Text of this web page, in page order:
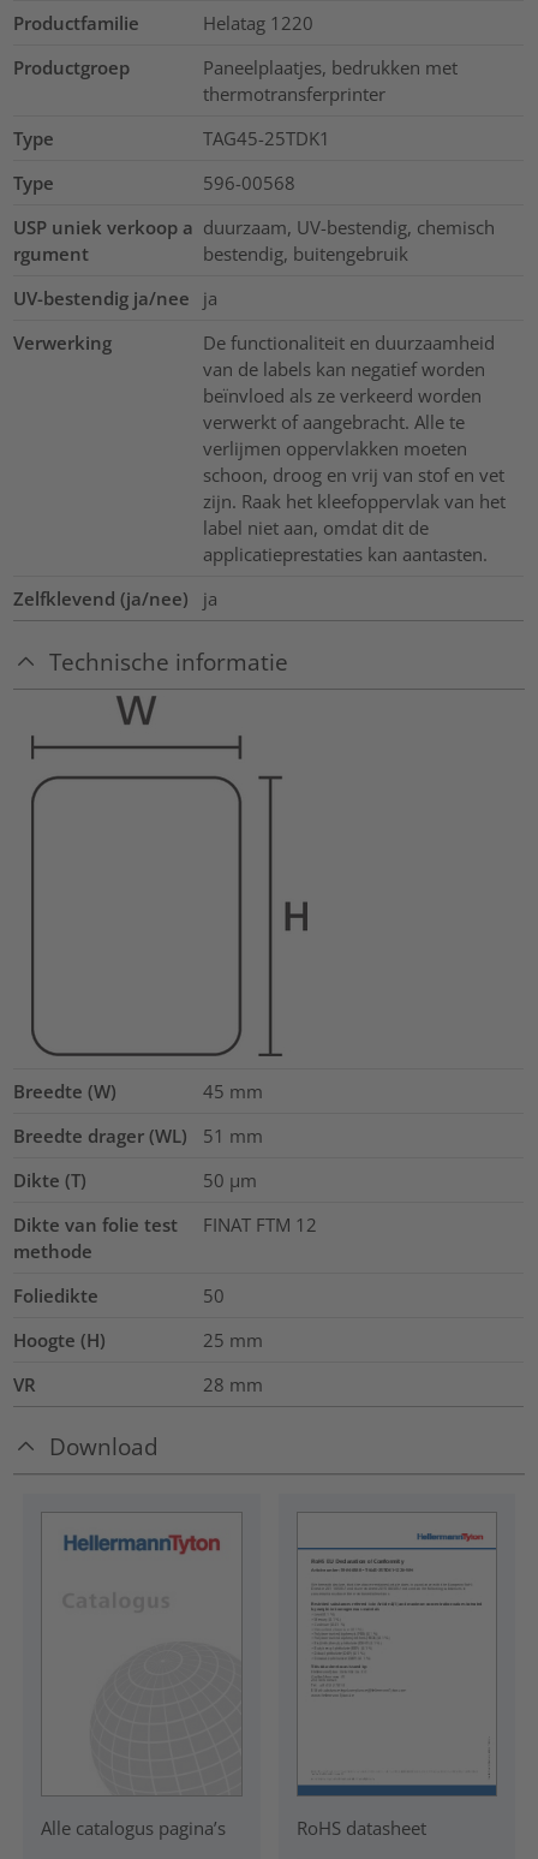
Productfamilie
Helatag 1220
Productgroep
Paneelplaatjes, bedrukken met
thermotransferprinter
Type
TAG45-25TDK1
Type
596-00568
USP uniek verkoop a
rgument
duurzaam, UV-bestendig, chemisch
bestendig, buitengebruik
UV-bestendig ja/nee
ja
Verwerking
De functionaliteit en duurzaamheid
van de labels kan negatief worden
beïnvloed als ze verkeerd worden
verwerkt of aangebracht. Alle te
verlijmen oppervlakken moeten
schoon, droog en vrij van stof en vet
zijn. Raak het kleefoppervlak van het
label niet aan, omdat dit de
applicatieprestaties kan aantasten.
Zelfklevend (ja/nee)
ja
Technische informatie
Breedte (W) 45 mm
Breedte drager (WL)
51 mm
Dikte (T)
50 µm
Dikte van folie test
methode
FINAT FTM 12
Foliedikte
50
Hoogte (H)
25 mm
VR
28 mm
Download
Alle catalogus pagina’s RoHS datasheet